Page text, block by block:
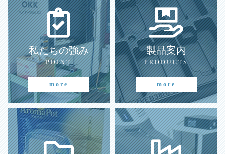
私たちの強み
POINT
more
製品案内
PRODUCTS
more